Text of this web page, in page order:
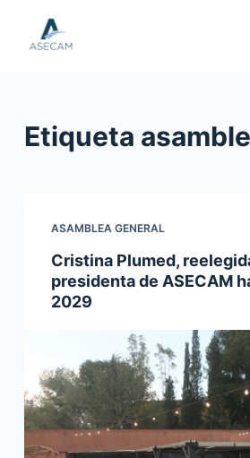
o
Etiqueta
ASAMBLEA GENERAL
Cristina Plumed,
presidenta de ASECAM
2029